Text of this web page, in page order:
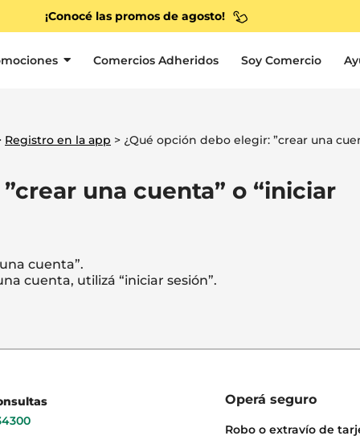
¡Conocé las promos de agosto!
Comercios Adheridos Soy Comercio
Registro en la app > ¿Qué opción debo elegir: ”crear una
una cuenta” o “iniciar
cuenta”.
cuenta, utilizá “iniciar sesión”.
Operá seguro
Robo o extravío de